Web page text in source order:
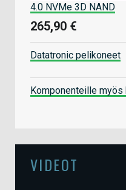
4.0 NVMe 3D NAND
265,90 €
Datatronic pelikoneet
Komponenteille myös
VIDEOT